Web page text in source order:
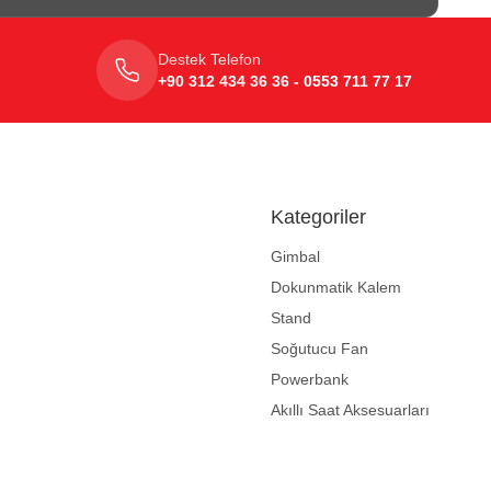
Destek Telefon
+90 312 434 36 36 - 0553 711 77 17
Kategoriler
Gimbal
Dokunmatik Kalem
Stand
Soğutucu Fan
Powerbank
Akıllı Saat Aksesuarları